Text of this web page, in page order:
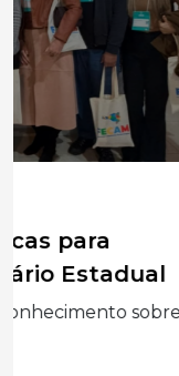
Polícia
prisão por
Herval
Homem de 53